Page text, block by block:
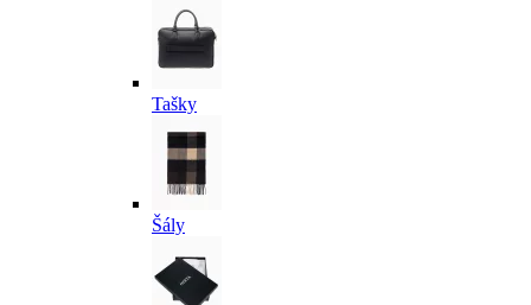
Tašky
Šály